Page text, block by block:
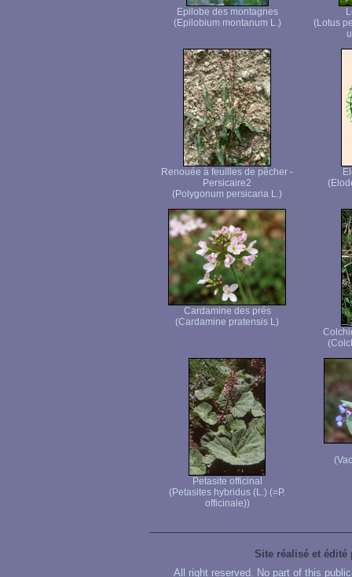
Epilobe des montagnes
(Epilobium montanum L.)
(Lotus
Renouée à feuilles de pêcher -
Persicaire2
(Polygonum persicaria L.)
Cardamine des prés
(Cardamine pratensis L)
Petasite officinal
(Petasites hybridus (L.) (=P.
officinale))
Site réalisé et édité
All right reserved. No part of this